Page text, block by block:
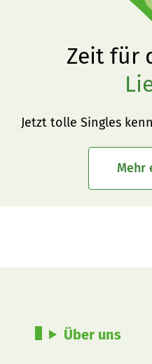
Zeit für
Jetzt tolle Singles
Mehr
Über uns